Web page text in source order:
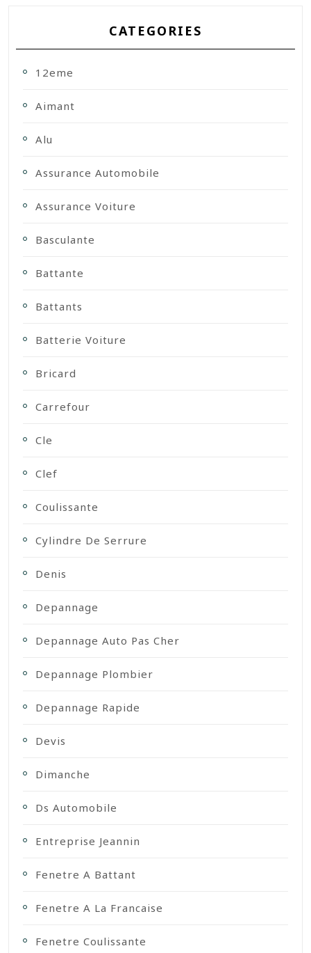
CATEGORIES
12eme
Aimant
Alu
Assurance Automobile
Assurance Voiture
Basculante
Battante
Battants
Batterie Voiture
Bricard
Carrefour
Cle
Clef
Coulissante
Cylindre De Serrure
Denis
Depannage
Depannage Auto Pas Cher
Depannage Plombier
Depannage Rapide
Devis
Dimanche
Ds Automobile
Entreprise Jeannin
Fenetre A Battant
Fenetre A La Francaise
Fenetre Coulissante